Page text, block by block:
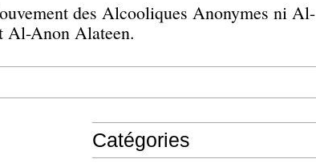
des Alcooliques Anonymes ni Al-
Al-Anon Alateen.
Catégories